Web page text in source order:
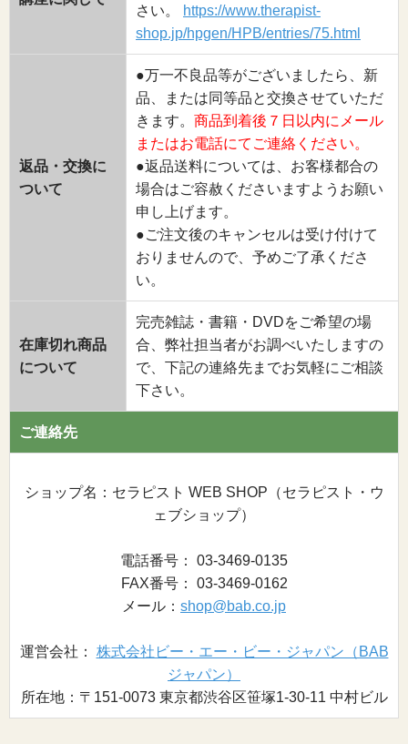
さい。
https://www.therapist-
shop.jp/hpgen/HPB/entries/75.html
返品・交換に
ついて
●万一不良品等がございましたら、新
品、または同等品と交換させていただ
きます。 商品到着後７日以内にメール
またはお電話にてご連絡ください。
●返品送料については、お客様都合の
場合はご容赦くださいますようお願い
申し上げます。
●ご注文後のキャンセルは受け付けて
おりませんので、予めご了承くださ
い。
在庫切れ商品
について
完売雑誌・書籍・DVDをご希望の場
合、弊社担当者がお調べいたしますの
で、下記の連絡先までお気軽にご相談
下さい。
ご連絡先
ショップ名：セラピスト WEB SHOP（セラピスト・ウ
ェブショップ）
電話番号： 03-3469-0135
FAX番号： 03-3469-0162
メール： shop@bab.co.jp
運営会社： 株式会社ビー・エー・ビー・ジャパン（BAB
ジャパン）
所在地：〒151-0073 東京都渋谷区笹塚1-30-11 中村ビル